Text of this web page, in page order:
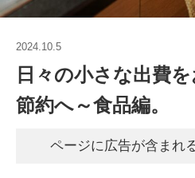
2024.10.5
日々の小さな出費
節約へ～食品編。
ページに広告が含まれ